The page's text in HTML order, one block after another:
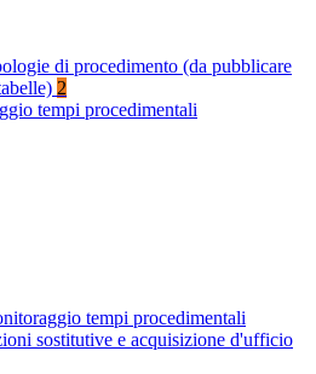
di procedimento (da pubblicare
2
tempi procedimentali
tempi procedimentali
sostitutive e acquisizione d'ufficio